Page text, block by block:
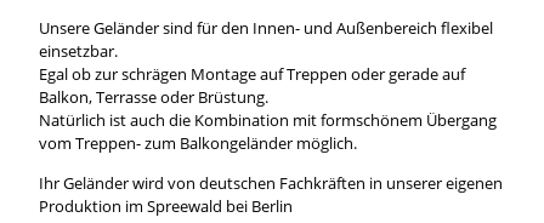
Unsere Geländer sind für den Innen- und Außenbereich flexibel
einsetzbar.
Egal ob zur schrägen Montage auf Treppen oder gerade auf
Balkon, Terrasse oder Brüstung.
Natürlich ist auch die Kombination mit formschönem Übergang
vom Treppen- zum Balkongeländer möglich.
Ihr Geländer wird von deutschen Fachkräften in unserer eigenen
Produktion im Spreewald bei Berlin